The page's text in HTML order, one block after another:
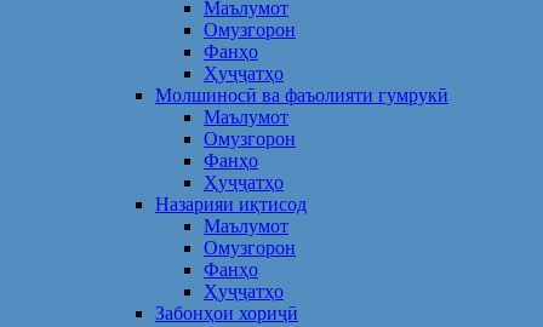
Маълумот
Омузгорон
Фанҳо
Ҳуҷҷатҳо
Молшиносӣ ва фаъолияти гумрукӣ
Маълумот
Омузгорон
Фанҳо
Ҳуҷҷатҳо
Назарияи иқтисод
Маълумот
Омузгорон
Фанҳо
Ҳуҷҷатҳо
Забонҳои хориҷӣ